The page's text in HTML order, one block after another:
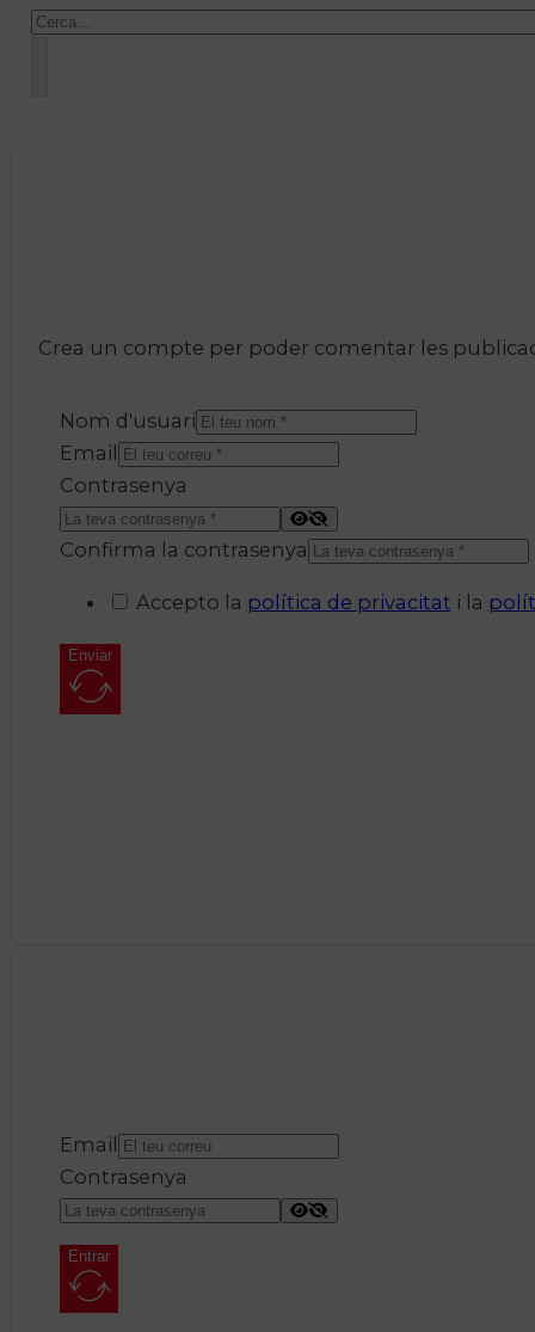
Cercar
Crea un compte per poder comentar les
Nom d'usuari
Email
Contrasenya
Confirma la contrasenya
Accepto la política de privacitat i la
Enviar
Email
Contrasenya
Entrar